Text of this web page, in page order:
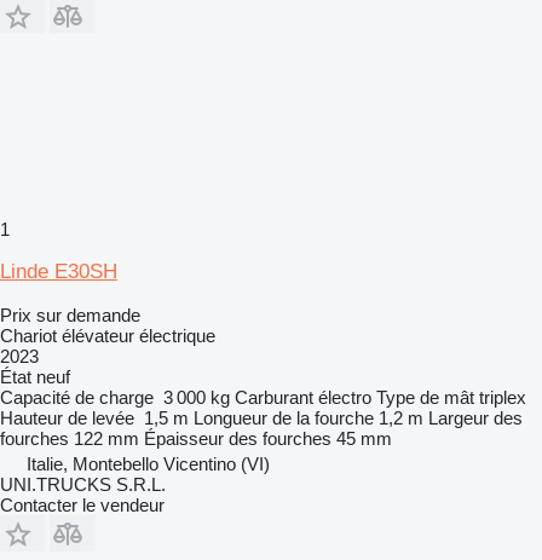
1
Linde E30SH
Prix sur demande
Chariot élévateur électrique
2023
État neuf
Capacité de charge 3 000 kg Carburant électro Type de mât triplex
Hauteur de levée 1,5 m Longueur de la fourche 1,2 m Largeur des
fourches 122 mm Épaisseur des fourches 45 mm
Italie, Montebello Vicentino (VI)
UNI.TRUCKS S.R.L.
Contacter le vendeur